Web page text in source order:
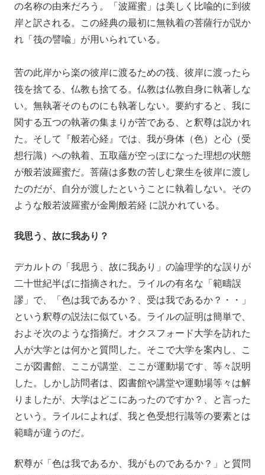
の名称の由来だろう。「波羅蜜」は美しく比喩的に到彼
岸と訳される。この経典の最初に無執着の菩薩行が説か
れ「筏の譬喩」が用いられている。
苦の此岸から楽の彼岸に渡るための筏、彼岸に渡ったら
筏を捨てる、仏教も捨てる。仏教は仏教自身に執著しな
い。無執著そのものにも執著しない。要約すると、我に
関する五つの執著の集まりが苦である、と釈尊は説かれ
た。そして『般若心経』では、我が身体（色）と心（受
想行識）への執着、五取蘊が空っぽになった理想の状態
が般若波羅蜜だ。菩薩は多数の苦しむ衆生を彼岸に渡し
たのだが、自分が渡したということに執着しない。その
ような般若波羅蜜が金剛般若経 に説かれている。
我思う、故に我あり？
デカルトの「我思う、故に我あり」の論理学的な誤りが
二十世紀半ばに指摘された。ライルの有名な「範疇誤
謬」で、「色は我であるか？、受は我であるか？・・」
という釈尊の説法に似ている。ライルの証明は簡単で、
およそ次のような指摘だ。オクスフォード大学を訪れた
人が大学とは何かと質問した。そこで大学を案内し、こ
こが図書館、ここが講堂、ここが運動場です、等々説明
した。しかし訪問者は、図書館や講堂や運動場等々は解
りましたが、大学はどこにあったのですか？、と言った
という。ライルによれば、我と色受想行識等の要素とは
範疇が違うのだ。
釈尊が「色は我であるか、我がものであるか？」と質問